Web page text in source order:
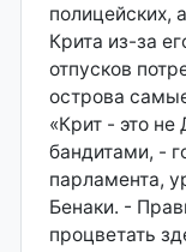
полицейских,
Крита из-за
отпусков
острова
«Крит - это
бандитами, -
парламента,
Бенаки. -
процветать